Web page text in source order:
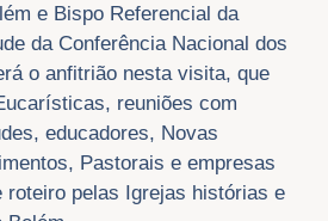
e Bispo Referencial da
da Conferência Nacional dos
o anfitrião nesta visita, que
reuniões com
educadores, Novas
Pastorais e empresas
roteiro pelas Igrejas histórias e